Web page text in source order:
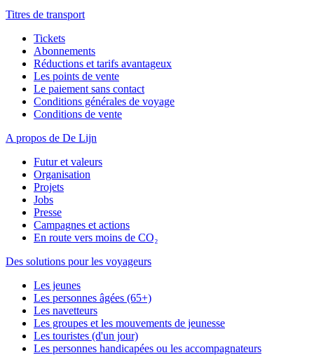
Titres de transport
Tickets
Abonnements
Réductions et tarifs avantageux
Les points de vente
Le paiement sans contact
Conditions générales de voyage
Conditions de vente
A propos de De Lijn
Futur et valeurs
Organisation
Projets
Jobs
Presse
Campagnes et actions
En route vers moins de CO₂
Des solutions pour les voyageurs
Les jeunes
Les personnes âgées (65+)
Les navetteurs
Les groupes et les mouvements de jeunesse
Les touristes (d'un jour)
Les personnes handicapées ou les accompagnateurs